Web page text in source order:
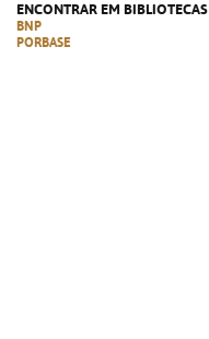
ENCONTRAR EM BIBLIOTECAS
BNP
PORBASE